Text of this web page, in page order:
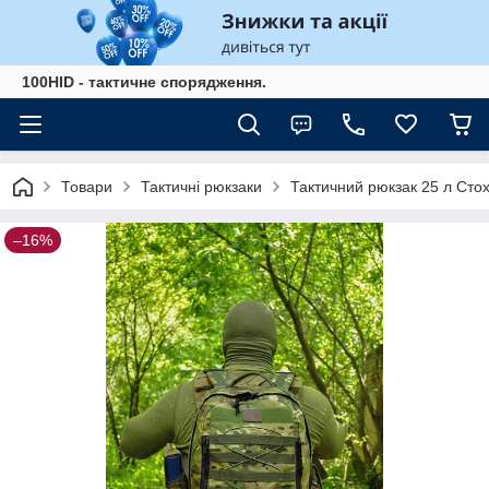
100HID - тактичне спорядження.
Товари Тактичні рюкзаки Тактичний рюкзак 25 л
–16%